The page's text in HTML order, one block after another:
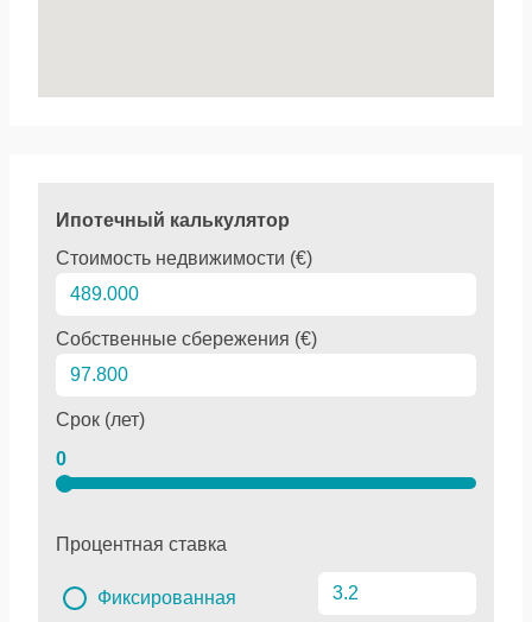
Ипотечный калькулятор
Стоимость недвижимости (€)
Собственные сбережения (€)
Срок (лет)
0
Процентная ставка
Фиксированная